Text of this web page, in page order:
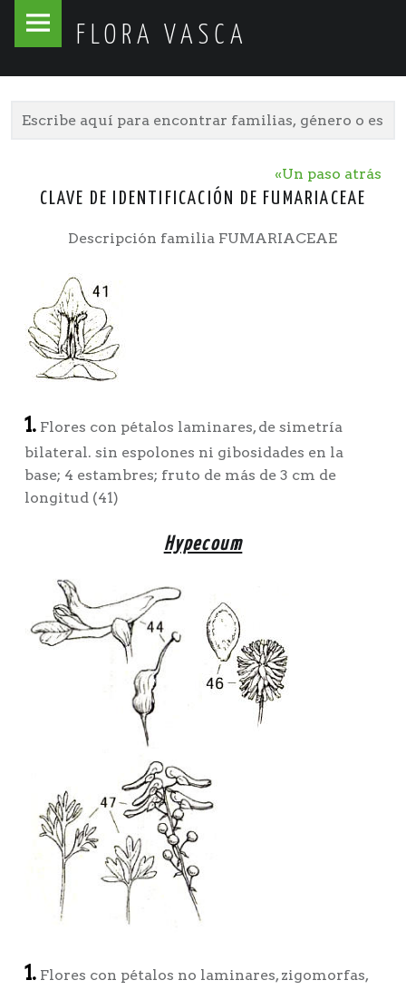
FLORA VASCA
Flora
Skip
«Un paso atrás
CLAVE DE IDENTIFICACIÓN DE FUMARIACEAE
Descripción familia FUMARIACEAE
1.Flores con pétalos laminares, de simetría
bilateral. sin espolones ni gibosidades en la
base; 4 estambres; fruto de más de 3 cm de
longitud (41)
Hypecoum
1.Flores con pétalos no laminares, zigomorfas,